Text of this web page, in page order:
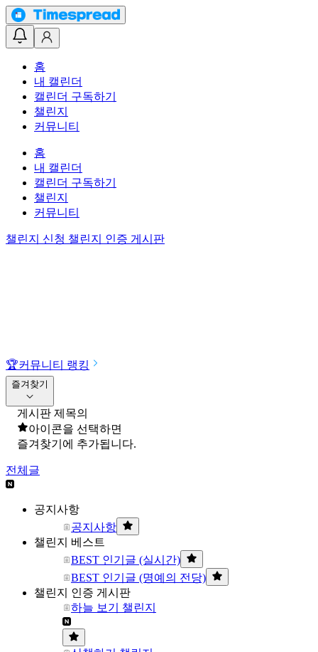
홈
내 캘린더
캘린더 구독하기
챌린지
커뮤니티
홈
내 캘린더
캘린더 구독하기
챌린지
커뮤니티
챌린지 신청 챌린지 인증 게시판
🏆커뮤니티 랭킹
즐겨찾기
게시판 제목의
아이콘을 선택하면
즐겨찾기에 추가됩니다.
전체글
공지사항
공지사항
챌린지 베스트
BEST 인기글 (실시간)
BEST 인기글 (명예의 전당)
챌린지 인증 게시판
하늘 보기 챌린지